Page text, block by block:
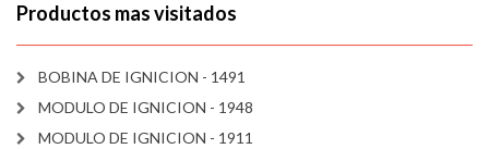
Productos mas visitados
BOBINA DE IGNICION - 1491
MODULO DE IGNICION - 1948
MODULO DE IGNICION - 1911